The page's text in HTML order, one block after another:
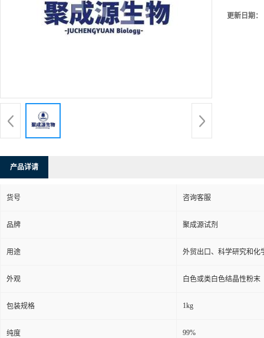
更新日期：
产品详请
货号 咨询客服
品牌 聚成源试剂
用途 外贸出口、科学研究和化
外观 白色或类白色结晶性粉末
包装规格 1kg
纯度 99%